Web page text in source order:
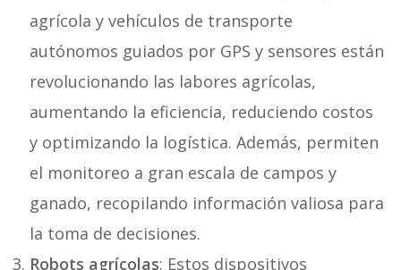
agrícola y vehículos de transporte
autónomos guiados por GPS y sensores están
revolucionando las labores agrícolas,
aumentando la eficiencia, reduciendo costos
y optimizando la logística. Además, permiten
el monitoreo a gran escala de campos y
ganado, recopilando información valiosa para
la toma de decisiones.
Robots agrícolas: Estos dispositivos